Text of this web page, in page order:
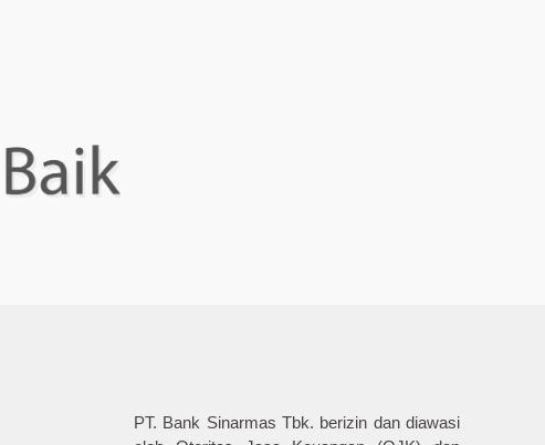
PT. Bank Sinarmas Tbk. berizin dan diawasi